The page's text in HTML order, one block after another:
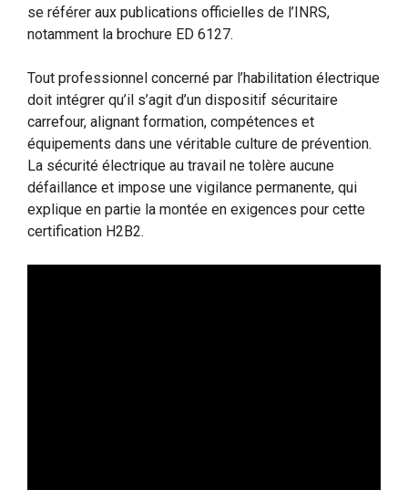
se référer aux publications officielles de l’INRS,
notamment la brochure ED 6127.
Tout professionnel concerné par l’habilitation électrique
doit intégrer qu’il s’agit d’un dispositif sécuritaire
carrefour, alignant formation, compétences et
équipements dans une véritable culture de prévention.
La sécurité électrique au travail ne tolère aucune
défaillance et impose une vigilance permanente, qui
explique en partie la montée en exigences pour cette
certification H2B2.